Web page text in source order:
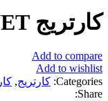
کارتریج CANON 725 P_NET
Add to compare
Add to wishlist
Categories: کارتریج,
Share: